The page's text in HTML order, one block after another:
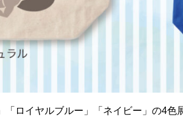
「ロイヤルブルー」「ネイビー」の4